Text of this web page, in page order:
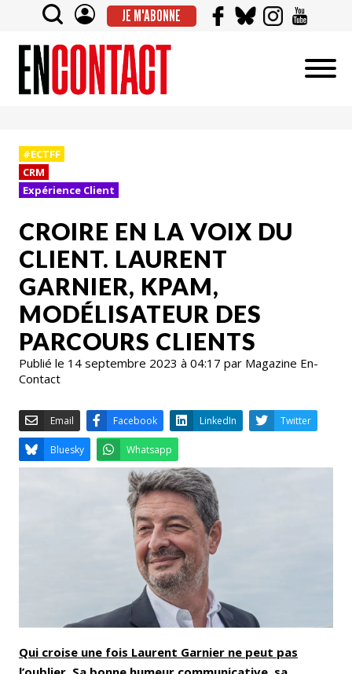
JE M'ABONNE
#ECTFF
CRM
Expérience Client
CROIRE EN LA VOIX DU
CLIENT. LAURENT
GARNIER, KPAM,
MODÉLISATEUR DES
PARCOURS CLIENTS
Publié le 14 septembre 2023 à 04:17 par Magazine En-
Contact
Facebook
Whatsapp
Qui croise une fois Laurent Garnier ne peut pas